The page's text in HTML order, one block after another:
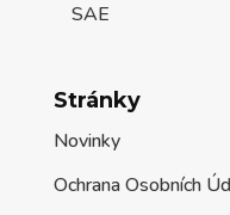
SAE
Stránky
Novinky
Ochrana Osobních